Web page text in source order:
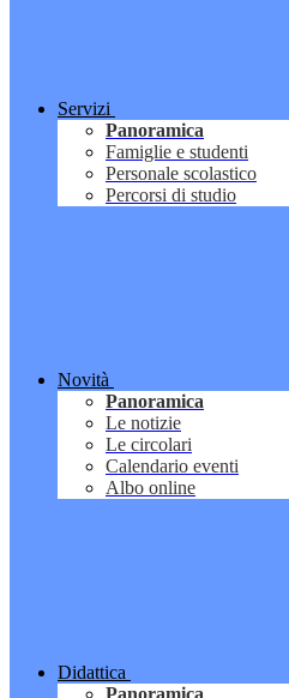
Servizi
Panoramica
Famiglie e studenti
Personale scolastico
Percorsi di studio
Novità
Panoramica
Le notizie
Le circolari
Calendario eventi
Albo online
Didattica